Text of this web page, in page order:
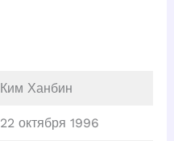
Ким Ханбин
22 октября 1996